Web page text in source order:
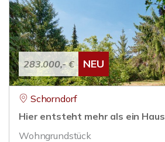
283.000,- € NEU
Schorndorf
Hier entsteht mehr als ein Haus
Wohngrundstück